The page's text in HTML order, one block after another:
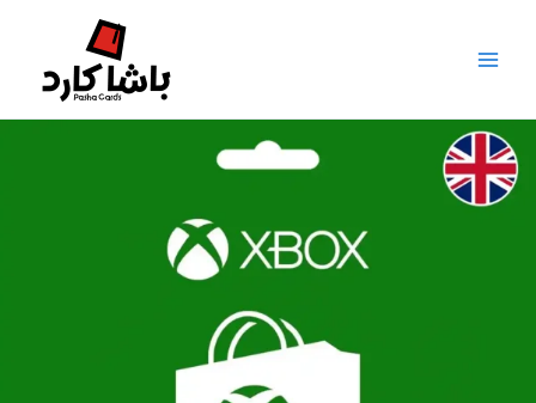
content
Xbox
UK